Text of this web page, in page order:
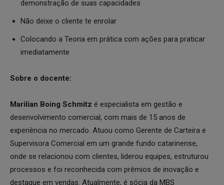
demonstração de suas capacidades
Não deixe o cliente te enrolar
Colocando a Teoria em prática com ações para praticar
imediatamente
Sobre o docente:
Marilian Boing Schmitz é especialista em gestão e
desenvolvimento comercial, com mais de 15 anos de
experiência no mercado. Atuou como Gerente de Carteira e
Supervisora Comercial em um grande fundo catarinense,
onde se relacionou com clientes, liderou equipes, estruturou
processos e foi reconhecida com prêmios de inovação e
destaque em vendas. Atualmente, é sócia da MBS